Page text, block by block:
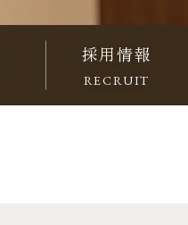
採用情報
RECRUIT